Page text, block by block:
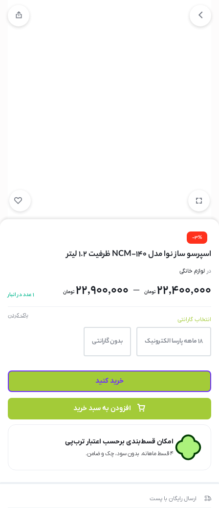
-3%
اسپرسو ساز نوا مدل NCM-140 ظرفیت ۱.۲ لیتر
در لوازم خانگی
22,400,000 تومان –
22,900,000 تومان 1 عدد در انبار
انتخاب گارانتی
18 ماهه پارسا الکترونیک بدون گارانتی
پاک کردن
افزودن به سبد خرید
خرید کنید
امکان قسط‌بندی برحسب اعتبار ترب‌پی
۴ قسط ماهانه. بدون سود، چک و ضامن.
ارسال رایگان با پست